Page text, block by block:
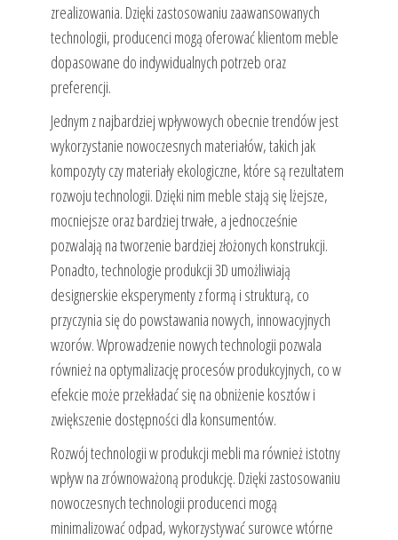
zrealizowania. Dzięki zastosowaniu zaawansowanych
technologii, producenci mogą oferować klientom meble
dopasowane do indywidualnych potrzeb oraz
preferencji.
Jednym z najbardziej wpływowych obecnie trendów jest
wykorzystanie nowoczesnych materiałów, takich jak
kompozyty czy materiały ekologiczne, które są rezultatem
rozwoju technologii. Dzięki nim meble stają się lżejsze,
mocniejsze oraz bardziej trwałe, a jednocześnie
pozwalają na tworzenie bardziej złożonych konstrukcji.
Ponadto, technologie produkcji 3D umożliwiają
designerskie eksperymenty z formą i strukturą, co
przyczynia się do powstawania nowych, innowacyjnych
wzorów. Wprowadzenie nowych technologii pozwala
również na optymalizację procesów produkcyjnych, co w
efekcie może przekładać się na obniżenie kosztów i
zwiększenie dostępności dla konsumentów.
Rozwój technologii w produkcji mebli ma również istotny
wpływ na zrównoważoną produkcję. Dzięki zastosowaniu
nowoczesnych technologii producenci mogą
minimalizować odpad, wykorzystywać surowce wtórne